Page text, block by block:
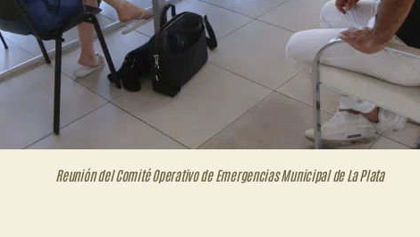
Reunión del Comité Operativo de Emergencias Municipal de La Plata